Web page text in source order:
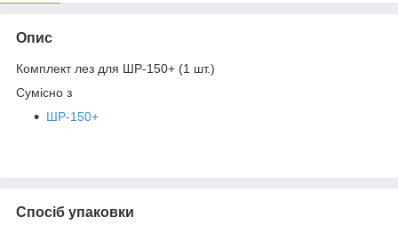
Опис
Комплект лез для ШР-150+ (1 шт.)
Сумісно з
ШР-150+
Спосіб упаковки